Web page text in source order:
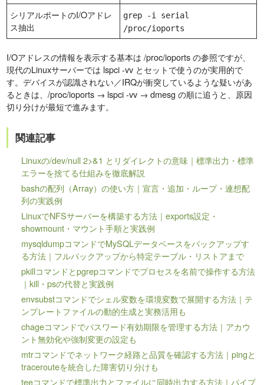
シリアルポートのI/Oアドレ
ス抽出
grep -i serial
/proc/ioports
I/Oアドレスの情報を表示する基本は /proc/ioports の参照ですが、
現代のLinuxサーバーでは lspci -vv とセットで使うのが実用的で
す。デバイスが認識されない／IRQが衝突しているような疑いがあ
るときは、/proc/ioports → lspci -vv → dmesg の順に追うと、原因
切り分けが最短で進みます。
関連記事
Linuxの/dev/null 2>&1 とリダイレクトの意味｜標準出力・標準
エラーを捨てる仕組みを徹底解説
bashの配列（Array）の使い方｜宣言・追加・ループ・連想配
列の実践例
LinuxでNFSサーバーを構築する方法｜exports設定・
showmount・マウント手順と実践例
mysqldumpコマンドでMySQLデータベースをバックアップす
る方法｜フルバックアップから特定テーブル・リストアまで
pkillコマンドとpgrepコマンドでプロセスを名前で操作する方法
｜kill・psの代替と実践例
envsubstコマンドでシェル変数を環境変数で展開する方法｜テ
ンプレートファイルの動的生成と実務活用も
chageコマンドでパスワード有効期限を管理する方法｜アカウ
ント無効化や強制変更の設定も
mtrコマンドでネットワーク経路と品質を確認する方法｜pingと
tracerouteを統合した障害切り分けも
teeコマンドで標準出力とファイルに同時出力する方法｜パイプ